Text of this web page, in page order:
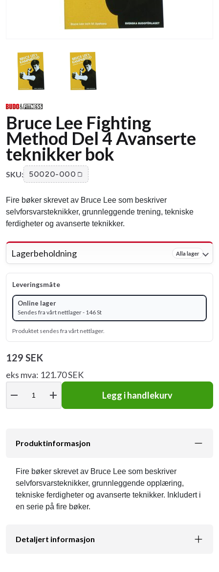
Bruce Lee Fighting
Method Del 4 Avanserte
teknikker bok
SKU: 50020-000
Fire bøker skrevet av Bruce Lee som beskriver
selvforsvarsteknikker, grunnleggende trening, tekniske
ferdigheter og avanserte teknikker.
Lagerbeholdning Alla lager
Leveringsmåte
Online lager
Sendes fra vårt nettlager - 146 St
Produktet sendes fra vårt nettlager.
129 SEK
eks mva: 121.70 SEK
remove add Legg i handlekurv
Produktinformasjon
Fire bøker skrevet av Bruce Lee som beskriver
selvforsvarsteknikker, grunnleggende opplæring,
tekniske ferdigheter og avanserte teknikker. Inkludert i
en serie på fire bøker.
Detaljert informasjon